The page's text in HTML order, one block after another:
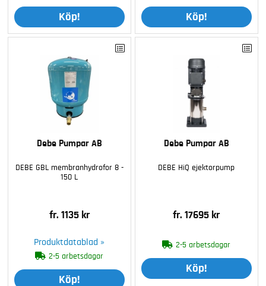
Köp! Köp!
Debe Pumpar AB
DEBE GBL membranhydrofor 8 -
150 L
fr. 1135 kr
Produktdatablad »
2-5 arbetsdagar
Köp!
Debe Pumpar AB
DEBE HiQ ejektorpump
fr. 17695 kr
2-5 arbetsdagar
Köp!